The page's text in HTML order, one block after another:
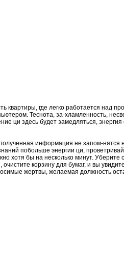
квартиры, где легко работается над
Теснота, за-хламленность,
ци здесь будет замедляться,
информация не запом-нятся
побольше энергии ци,
хотя бы на несколько минут. Уберите
корзину для бумаг, и вы
жертвы, желаемая должность